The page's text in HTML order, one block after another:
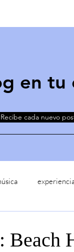
en tu
Recibe cada nuevo
Beach